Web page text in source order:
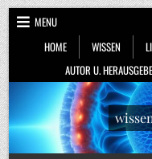
Skip
to
content
MENU
HOME
WISSEN
AUTOR U.